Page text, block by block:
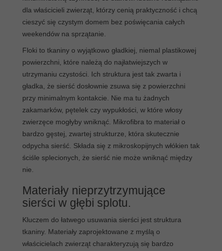
dla właścicieli zwierząt, którzy cenią praktyczność i chcą
cieszyć się czystym domem bez poświęcania całych
weekendów na sprzątanie.
Floki to tkaniny o wyjątkowo gładkiej, niemal plastikowej
powierzchni, które należą do najłatwiejszych w
utrzymaniu czystości. Ich struktura jest tak zwarta i
gładka, że sierść dosłownie zsuwa się z powierzchni
przy minimalnym kontakcie. Nie ma tu żadnych
zakamarków, pętelek czy wypukłości, w które włosy
zwierzęce mogłyby wniknąć. Mikrofibra to materiał o
bardzo gęstej, zwartej strukturze, która skutecznie
odpycha sierść. Składa się z mikroskopijnych włókien tak
ściśle splecionych, że sierść nie może wniknąć między
nie.
Materiały nieprzytrzymujące
sierści w głębi splotu.
Kluczem do łatwego usuwania sierści jest struktura
tkaniny. Materiały zaprojektowane z myślą o
właścicielach zwierząt charakteryzują się bardzo